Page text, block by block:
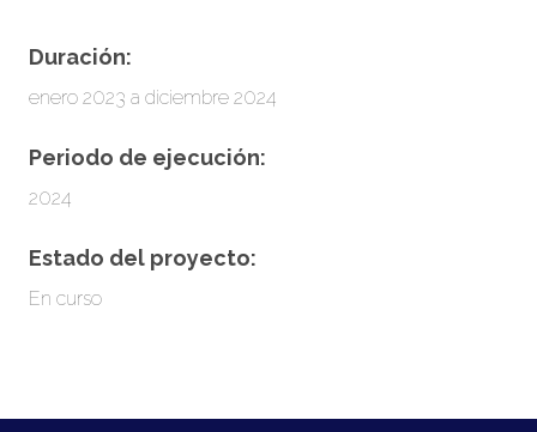
Duración:
enero 2023 a diciembre 2024
Periodo de ejecución:
2024
Estado del proyecto:
En curso